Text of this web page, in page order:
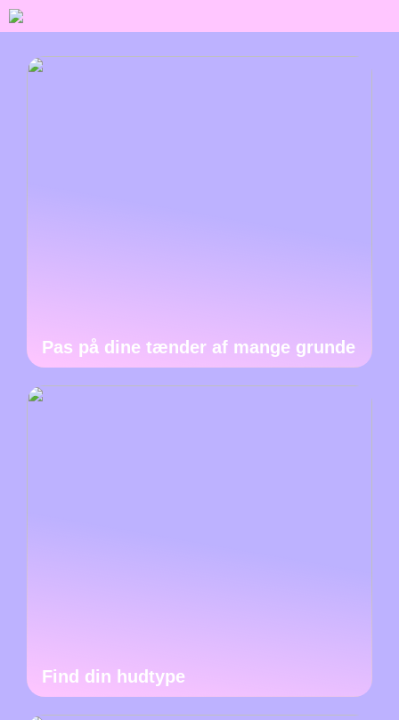
Pas på dine tænder af mange grunde
Find din hudtype